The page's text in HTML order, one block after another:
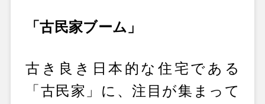
「古民家ブーム」
古き良き日本的な住宅である
「古民家」に、注目が集まって